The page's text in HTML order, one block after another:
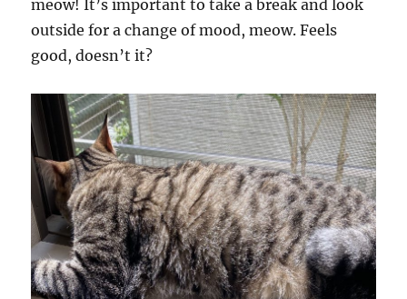
meow! It’s important to take a break and look
outside for a change of mood, meow. Feels
good, doesn’t it?